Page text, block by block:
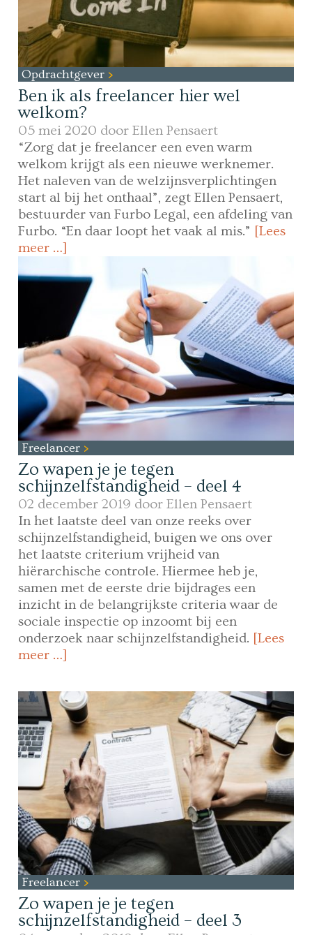
Opdrachtgever
Ben ik als freelancer hier wel
welkom?
05 mei 2020 doorEllen Pensaert
“Zorg dat je freelancer een even warm
welkom krijgt als een nieuwe werknemer.
Het naleven van de welzijnsverplichtingen
start al bij het onthaal”, zegt Ellen Pensaert,
bestuurder van Furbo Legal, een afdeling van
Furbo. “En daar loopt het vaak al mis.” [Lees
meer …]
Freelancer
Zo wapen je je tegen
schijnzelfstandigheid – deel 4
02 december 2019 doorEllen Pensaert
In het laatste deel van onze reeks over
schijnzelfstandigheid, buigen we ons over
het laatste criterium vrijheid van
hiërarchische controle. Hiermee heb je,
samen met de eerste drie bijdrages een
inzicht in de belangrijkste criteria waar de
sociale inspectie op inzoomt bij een
onderzoek naar schijnzelfstandigheid. [Lees
meer …]
Freelancer
Zo wapen je je tegen
schijnzelfstandigheid – deel 3